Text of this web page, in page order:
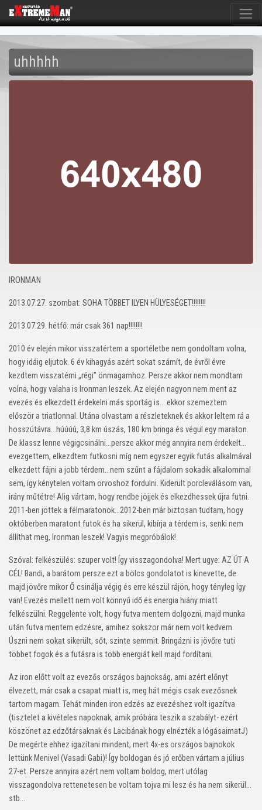
uhhhhh
IRONMAN
2013.07.27. szombat: SOHA TÖBBET ILYEN HÜLYESÉGET!!!!!!!!
2013.07.29. hétfő: már csak 361 nap!!!!!!!!
2010 év elején mikor visszatértem a sportéletbe nem gondoltam volna,
hogy idáig eljutok. 6 év kihagyás azért sokat számít, de évről évre
kezdtem visszatérni „régi” önmagamhoz. Persze akkor nem mondtam
volna, hogy valaha is Ironman leszek. Az elején nagyon nem ment az
evezés és elkezdett érdekelni más sportág is… ekkor szemeztem
először a triatlonnal. Utána olvastam a részleteknek és akkor leltem rá a
hosszútávra…húúúú, 3,8 km úszás, 180 km bringa és végül egy maraton.
De klassz lenne végigcsinálni…persze akkor még annyira nem érdekelt…
evezgettem, elkezdtem futkosni míg nem egyszer egyik futás alkalmával
elkezdett fájni a jobb térdem…nem szűnt a fájdalom sokadik alkalommal
sem, így kénytelen voltam orvoshoz fordulni. Kiderült porcleválásom van,
irány műtétre! Alig vártam, hogy rendbe jöjjek és elkezdhessek újra futni.
2011-ben jöttek a félmaratonok…2012-ben már biztosan tudtam, hogy
októberben maratont futok és ha sikerül, kibírja a térdem is, senki nem
állíthat meg, Ironman leszek! Vagyis megpróbálok!
Szóval: felkészülés: szuper volt! Így visszagondolva! Mert ugye: AZ ÚT A
CÉL! Bandi, a barátom persze ezt a bölcs gondolatot is kinevette, de
majd jövőre mikor Ő csinálja végig és erre készül rájön, hogy tényleg így
van! Evezés mellett nem volt könnyű idő és energia hiány miatt
felkészülni. Reggelente volt, hogy futva mentem dolgozni, majd munka
után futva mentem edzésre, amihez sokszor már nem volt kedvem.
Úszni nem sokat sikerült, sőt, szinte semmit. Bringázni is jövőre tuti
többet fogok és a futásra is több energiát kell majd fordítani.
Az iron előtt volt az evezős országos bajnokság, ami azért előnyt
élvezett, már csak a csapat miatt is, meg hát mégis csak evezősnek
tartom magam. Tehát minden iron edzés az evezéshez volt igazítva
(tisztelet a kivételes napoknak, amik próbára teszik a szabályt- ezért
köszönet az edzőtársaknak és Lacibának hogy elnézték a lógásaimatJ)
De megérte ehhez igazítani mindent, mert 4x-es országos bajnokok
lettünk Menivel (Vasadi Gabi)! Így boldogan és jó erőben vártam a július
27-et. Persze annyira azért nem voltam boldog, mert utólag
visszagondolva rettenetesen be voltam tojva mi lesz és ha nem sikerül…
stb…